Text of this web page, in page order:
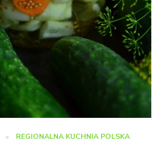
REGIONALNA KUCHNIA POLSKA